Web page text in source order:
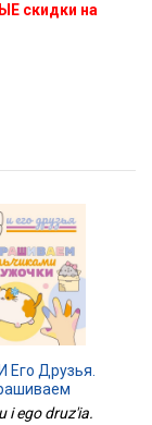
скидки на
Его Друзья.
Кружочки
i ego druz'ia.